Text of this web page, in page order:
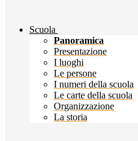
Scuola
Panoramica
Presentazione
I luoghi
Le persone
I numeri della scuola
Le carte della scuola
Organizzazione
La storia